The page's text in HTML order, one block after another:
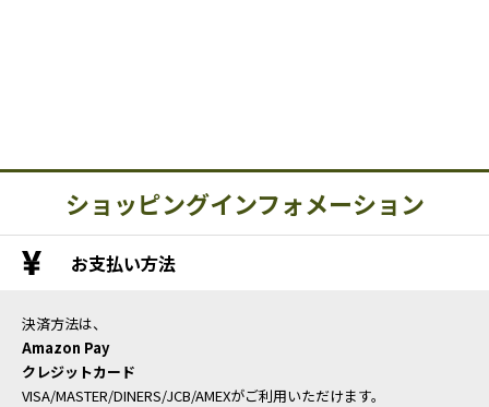
ショッピングインフォメーション
お支払い方法
決済方法は、
Amazon Pay
クレジットカード
VISA/MASTER/DINERS/JCB/AMEXがご利用いただけます。